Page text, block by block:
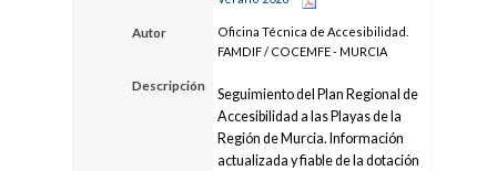
Autor
Oficina Técnica de Accesibilidad.
FAMDIF / COCEMFE - MURCIA
Descripción
Seguimiento del Plan Regional de
Accesibilidad a las Playas de la
Región de Murcia. Información
actualizada y fiable de la dotación